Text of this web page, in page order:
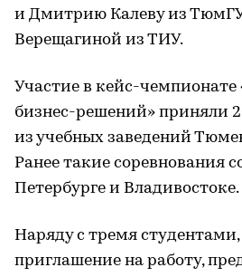
и Дмитрию Калеву из
Верещагиной из ТИУ.
Участие в кейс-
бизнес-решений» приняли
из учебных заведений
Ранее такие соревнования
Петербурге и Владивостоке.
Наряду с тремя
приглашение на работу,